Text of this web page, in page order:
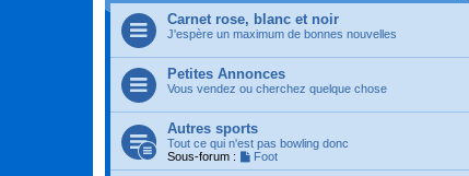
Carnet rose, blanc et noir
J'espère un maximum de bonnes nouvelles
Petites Annonces
Vous vendez ou cherchez quelque chose
Autres sports
Tout ce qui n'est pas bowling donc
Sous-forum :
Foot